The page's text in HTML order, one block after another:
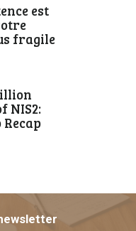
est
fragile
NIS2: